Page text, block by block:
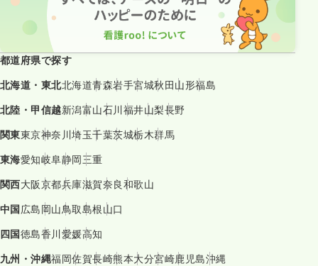
都道府県で探す
北海道・東北北海道青森岩手宮城秋田山形福島
北陸・甲信越新潟富山石川福井山梨長野
関東東京神奈川埼玉千葉茨城栃木群馬
東海愛知岐阜静岡三重
関西大阪京都兵庫滋賀奈良和歌山
中国広島岡山鳥取島根山口
四国徳島香川愛媛高知
九州・沖縄福岡佐賀長崎熊本大分宮崎鹿児島沖縄